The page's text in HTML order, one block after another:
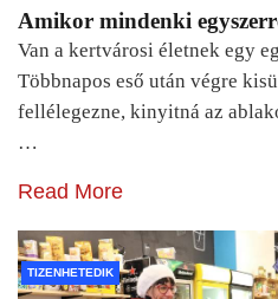
Amikor mindenki
Van a kertvárosi életnek egy
Többnapos eső után végre
fellélegezne, kinyitná az
…
Read More
TIZENHETEDIK